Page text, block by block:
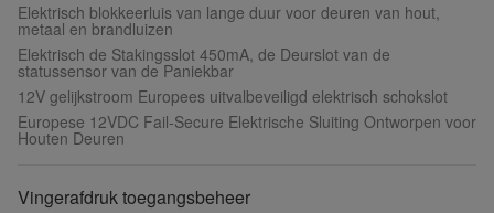
Elektrisch blokkeerluis van lange duur voor deuren van hout,
metaal en brandluizen
Elektrisch de Stakingsslot 450mA, de Deurslot van de
statussensor van de Paniekbar
12V gelijkstroom Europees uitvalbeveiligd elektrisch schokslot
Europese 12VDC Fail-Secure Elektrische Sluiting Ontworpen voor
Houten Deuren
Vingerafdruk toegangsbeheer